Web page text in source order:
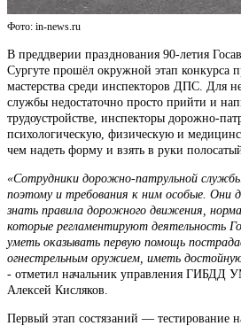
Фото: in-news.ru
В преддверии празднования 90-летия
Сургуте прошёл окружной этап конкурса
мастерства среди инспекторов ДПС. Для
службы недостаточно просто прийти и
трудоустройстве, инспекторы дорожно-
психологическую, физическую и
чем надеть форму и взять в руки
«Сотрудники дорожно-патрульной службы
поэтому и требования к ним особые. Они
знать правила дорожного движения,
которые регламентируют деятельность
уметь оказывать первую помощь
огнестрельным оружием, иметь
- отметил начальник управления ГИБДД
Алексей Кисляков.
Первый этап состязаний — тестирование